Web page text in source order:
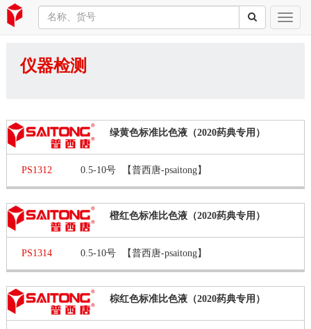
仪器检测
绿黄色标准比色液（2020药典专用）
PS1312 0.5-10号 【普西唐-psaitong】
橙红色标准比色液（2020药典专用）
PS1314 0.5-10号 【普西唐-psaitong】
棕红色标准比色液（2020药典专用）